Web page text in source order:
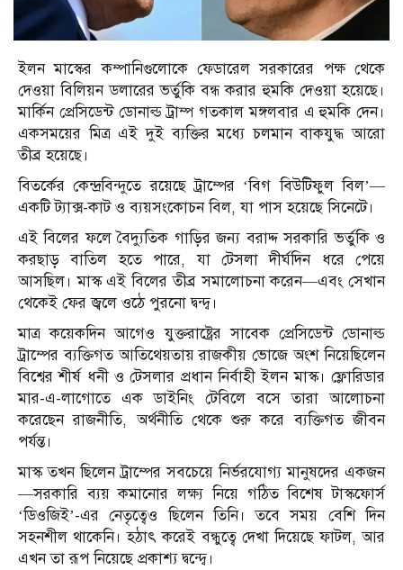
ইলন মাস্কের কম্পানিগুলোকে ফেডারেল সরকারের পক্ষ থেকে
দেওয়া বিলিয়ন ডলারের ভর্তুকি বন্ধ করার হুমকি দেওয়া হয়েছে।
মার্কিন প্রেসিডেন্ট ডোনাল্ড ট্রাম্প গতকাল মঙ্গলবার এ হুমকি দেন।
একসময়ের মিত্র এই দুই ব্যক্তির মধ্যে চলমান বাকযুদ্ধ আরো
তীব্র হয়েছে।
বিতর্কের কেন্দ্রবিন্দুতে রয়েছে ট্রাম্পের ‘বিগ বিউটিফুল বিল’—
একটি ট্যাক্স-কাট ও ব্যয়সংকোচন বিল, যা পাস হয়েছে সিনেটে।
এই বিলের ফলে বৈদ্যুতিক গাড়ির জন্য বরাদ্দ সরকারি ভর্তুকি ও
করছাড় বাতিল হতে পারে, যা টেসলা দীর্ঘদিন ধরে পেয়ে
আসছিল। মাস্ক এই বিলের তীব্র সমালোচনা করেন—এবং সেখান
থেকেই ফের জ্বলে ওঠে পুরনো দ্বন্দ্ব।
মাত্র কয়েকদিন আগেও যুক্তরাষ্ট্রের সাবেক প্রেসিডেন্ট ডোনাল্ড
ট্রাম্পের ব্যক্তিগত আতিথেয়তায় রাজকীয় ভোজে অংশ নিয়েছিলেন
বিশ্বের শীর্ষ ধনী ও টেসলার প্রধান নির্বাহী ইলন মাস্ক। ফ্লোরিডার
মার-এ-লাগোতে এক ডাইনিং টেবিলে বসে তারা আলোচনা
করেছেন রাজনীতি, অর্থনীতি থেকে শুরু করে ব্যক্তিগত জীবন
পর্যন্ত।
মাস্ক তখন ছিলেন ট্রাম্পের সবচেয়ে নির্ভরযোগ্য মানুষদের একজন
—সরকারি ব্যয় কমানোর লক্ষ্য নিয়ে গঠিত বিশেষ টাস্কফোর্স
‘ডিওজিই’-এর নেতৃত্বেও ছিলেন তিনি। তবে সময় বেশি দিন
সহনশীল থাকেনি। হঠাৎ করেই বন্ধুত্বে দেখা দিয়েছে ফাটল, আর
এখন তা রূপ নিয়েছে প্রকাশ্য দ্বন্দ্বে।